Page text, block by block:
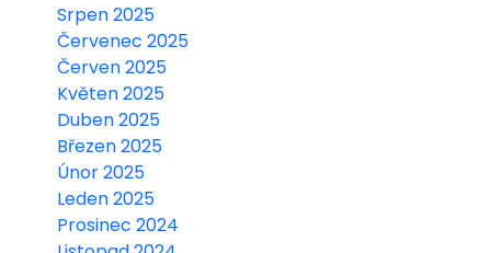
Srpen 2025
Červenec 2025
Červen 2025
Květen 2025
Duben 2025
Březen 2025
Únor 2025
Leden 2025
Prosinec 2024